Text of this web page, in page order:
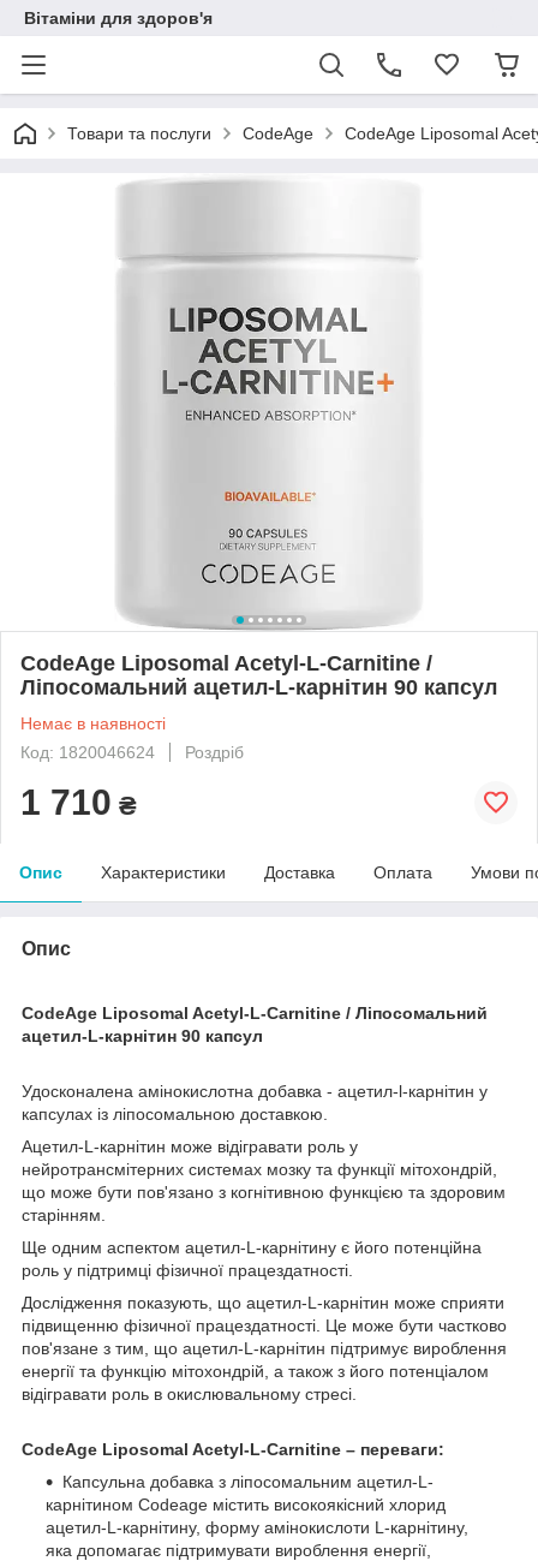
Вітаміни для здоров'я
Товари та послуги CodeAge CodeAge Liposomal
CodeAge Liposomal Acetyl-L-Carnitine /
Ліпосомальний ацетил-L-карнітин 90 капсул
Немає в наявності
Код: 1820046624
Роздріб
1 710 ₴
Опис Характеристики Доставка Оплата Умови
Опис
CodeAge Liposomal Acetyl-L-Carnitine / Ліпосомальний
ацетил-L-карнітин 90 капсул
Удосконалена амінокислотна добавка - ацетил-l-карнітин у
капсулах із ліпосомальною доставкою.
Ацетил-L-карнітин може відігравати роль у
нейротрансмітерних системах мозку та функції мітохондрій,
що може бути пов'язано з когнітивною функцією та здоровим
старінням.
Ще одним аспектом ацетил-L-карнітину є його потенційна
роль у підтримці фізичної працездатності.
Дослідження показують, що ацетил-L-карнітин може сприяти
підвищенню фізичної працездатності. Це може бути частково
пов'язане з тим, що ацетил-L-карнітин підтримує вироблення
енергії та функцію мітохондрій, а також з його потенціалом
відігравати роль в окислювальному стресі.
CodeAge Liposomal Acetyl-L-Carnitine – переваги:
Капсульна добавка з ліпосомальним ацетил-L-
карнітином Codeage містить високоякісний хлорид
ацетил-L-карнітину, форму амінокислоти L-карнітину,
яка допомагає підтримувати вироблення енергії,